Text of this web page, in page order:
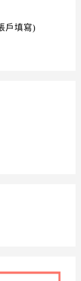
戶填寫)